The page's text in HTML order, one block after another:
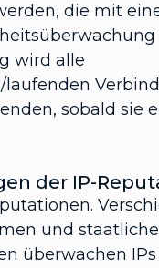
die mit
wird alle
laufenden
sobald sie
der IP-
und staatliche
überwachen